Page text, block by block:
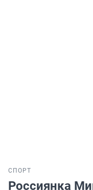
СПОРТ
Россиянка